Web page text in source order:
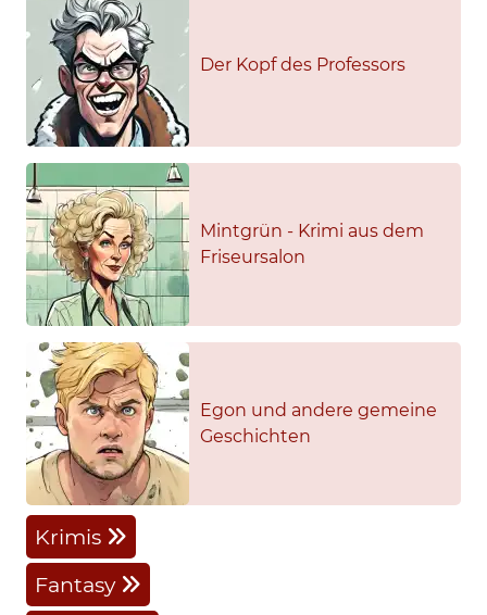
Der Kopf des Professors
Mintgrün - Krimi aus dem
Friseursalon
Egon und andere gemeine
Geschichten
Krimis
Fantasy